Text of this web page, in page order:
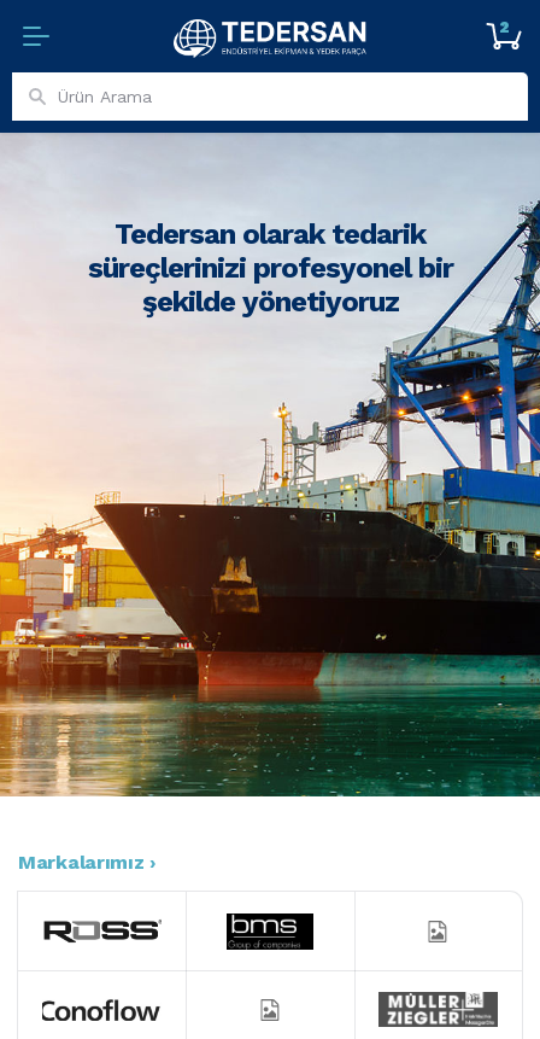
2
Tedersan olarak tedarik
süreçlerinizi profesyonel bir
şekilde yönetiyoruz
Markalarımız ›